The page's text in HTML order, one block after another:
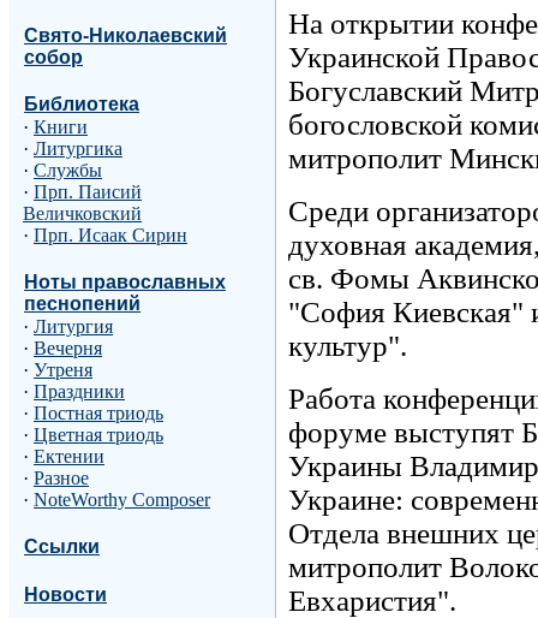
Свято-Николаевский
собор
Библиотека
· Книги
· Литургика
· Службы
· Прп. Паисий
Величковский
· Прп. Исаак Сирин
Ноты православных
песнопений
· Литургия
· Вечерня
· Утреня
· Праздники
· Постная триодь
· Цветная триодь
· Ектении
· Разное
· NoteWorthy Composer
Ссылки
Новости
На открытии
Украинской
Богуславский
богословской
митрополит
Среди
духовная
св. Фомы
"София Киевская"
культур".
Работа
форуме выступят
Украины Владимир
Украине:
Отдела внешних
митрополит
Евхаристия".